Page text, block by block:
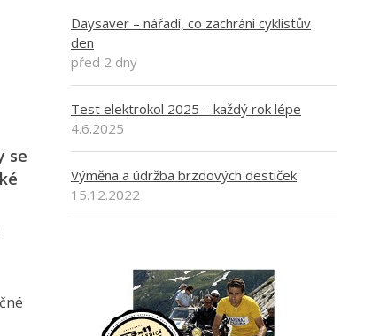
se
Daysaver – nářadí, co zachrání cyklistův
den
před 2 dny
Test elektrokol 2025 – každý rok lépe
4.6.2025
Výměna a údržba brzdových destiček
15.12.2022